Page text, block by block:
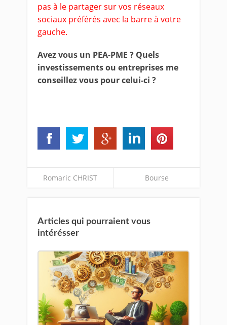
pas à le partager sur vos réseaux
sociaux préférés avec la barre à votre
gauche.
Avez vous un PEA-PME ? Quels
investissements ou entreprises me
conseillez vous pour celui-ci ?
Romaric CHRIST Bourse
Articles qui pourraient vous
intérésser